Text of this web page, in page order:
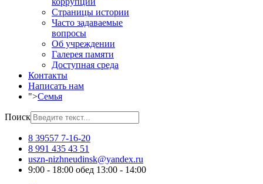
Страницы истории
Часто задаваемые
вопросы
Об учреждении
Галерея памяти
Доступная среда
Контакты
Написать нам
">Семья
Поиск
8 39557 7-16-20
8 991 435 43 51
uszn-nizhneudinsk@yandex.ru
9:00 - 18:00 обед 13:00 - 14:00